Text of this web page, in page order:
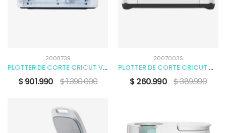
2008739
PLOTTER DE CORTE CRICUT VENTURE
$ 901.990 $ 1.390.000
2007003S
PLOTTER DE CORTE CRICUT MAKER CHAMPAGNE
$ 260.990 $ 389.990